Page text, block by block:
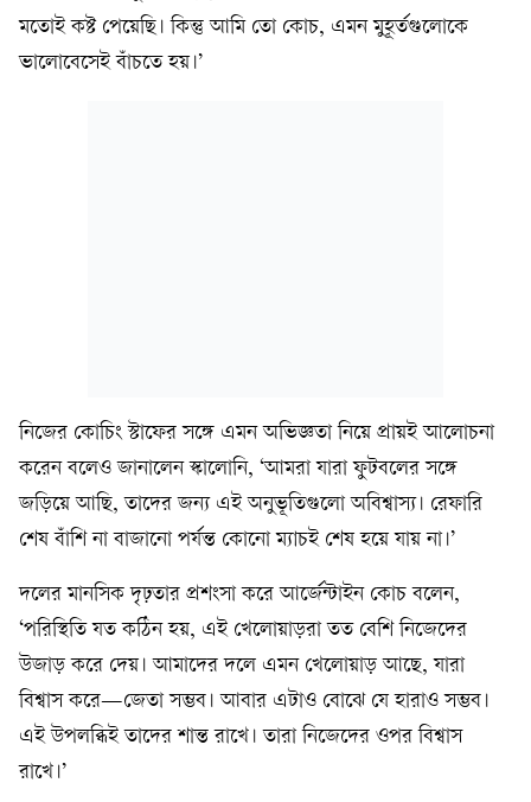
মতোই কষ্ট পেয়েছি। কিন্তু আমি তো কোচ, এমন মুহূর্তগুলোকে
ভালোবেসেই বাঁচতে হয়।’
নিজের কোচিং স্টাফের সঙ্গে এমন অভিজ্ঞতা নিয়ে প্রায়ই আলোচনা
করেন বলেও জানালেন স্কালোনি, ‘আমরা যারা ফুটবলের সঙ্গে
জড়িয়ে আছি, তাদের জন্য এই অনুভূতিগুলো অবিশ্বাস্য। রেফারি
শেষ বাঁশি না বাজানো পর্যন্ত কোনো ম্যাচই শেষ হয়ে যায় না।’
দলের মানসিক দৃঢ়তার প্রশংসা করে আর্জেন্টাইন কোচ বলেন,
‘পরিস্থিতি যত কঠিন হয়, এই খেলোয়াড়রা তত বেশি নিজেদের
উজাড় করে দেয়। আমাদের দলে এমন খেলোয়াড় আছে, যারা
বিশ্বাস করে—জেতা সম্ভব। আবার এটাও বোঝে যে হারাও সম্ভব।
এই উপলব্ধিই তাদের শান্ত রাখে। তারা নিজেদের ওপর বিশ্বাস
রাখে।’